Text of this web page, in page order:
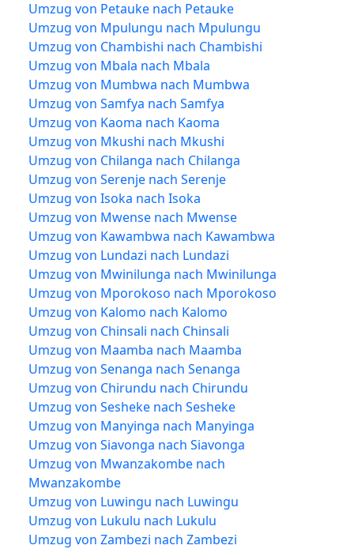
Umzug von Petauke nach Petauke
Umzug von Mpulungu nach Mpulungu
Umzug von Chambishi nach Chambishi
Umzug von Mbala nach Mbala
Umzug von Mumbwa nach Mumbwa
Umzug von Samfya nach Samfya
Umzug von Kaoma nach Kaoma
Umzug von Mkushi nach Mkushi
Umzug von Chilanga nach Chilanga
Umzug von Serenje nach Serenje
Umzug von Isoka nach Isoka
Umzug von Mwense nach Mwense
Umzug von Kawambwa nach Kawambwa
Umzug von Lundazi nach Lundazi
Umzug von Mwinilunga nach Mwinilunga
Umzug von Mporokoso nach Mporokoso
Umzug von Kalomo nach Kalomo
Umzug von Chinsali nach Chinsali
Umzug von Maamba nach Maamba
Umzug von Senanga nach Senanga
Umzug von Chirundu nach Chirundu
Umzug von Sesheke nach Sesheke
Umzug von Manyinga nach Manyinga
Umzug von Siavonga nach Siavonga
Umzug von Mwanzakombe nach
Mwanzakombe
Umzug von Luwingu nach Luwingu
Umzug von Lukulu nach Lukulu
Umzug von Zambezi nach Zambezi